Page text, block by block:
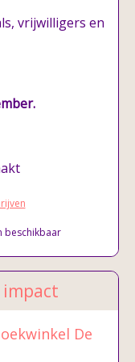
vrijwilligers en
beschikbaar
impact
De